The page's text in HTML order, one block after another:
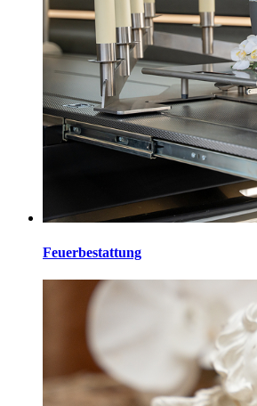
Feuerbestattung